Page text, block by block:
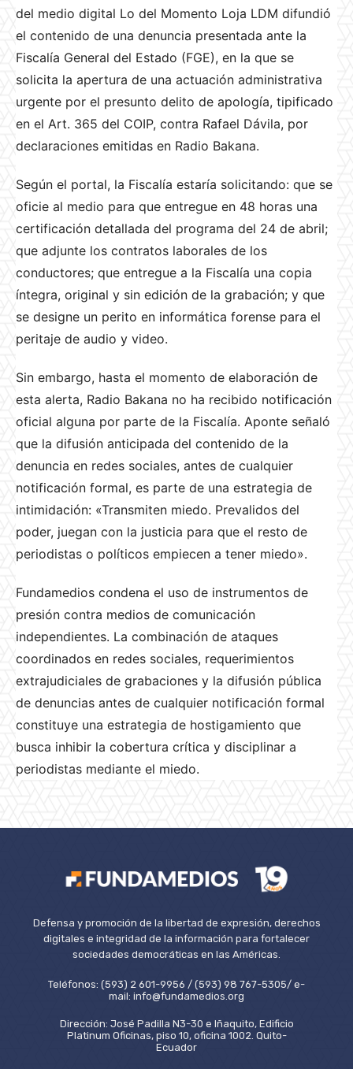
del medio digital Lo del Momento Loja LDM difundió
el contenido de una denuncia presentada ante la
Fiscalía General del Estado (FGE), en la que se
solicita la apertura de una actuación administrativa
urgente por el presunto delito de apología, tipificado
en el Art. 365 del COIP, contra Rafael Dávila, por
declaraciones emitidas en Radio Bakana.
Según el portal, la Fiscalía estaría solicitando: que se
oficie al medio para que entregue en 48 horas una
certificación detallada del programa del 24 de abril;
que adjunte los contratos laborales de los
conductores; que entregue a la Fiscalía una copia
íntegra, original y sin edición de la grabación; y que
se designe un perito en informática forense para el
peritaje de audio y video.
Sin embargo, hasta el momento de elaboración de
esta alerta, Radio Bakana no ha recibido notificación
oficial alguna por parte de la Fiscalía. Aponte señaló
que la difusión anticipada del contenido de la
denuncia en redes sociales, antes de cualquier
notificación formal, es parte de una estrategia de
intimidación: «Transmiten miedo. Prevalidos del
poder, juegan con la justicia para que el resto de
periodistas o políticos empiecen a tener miedo».
Fundamedios condena el uso de instrumentos de
presión contra medios de comunicación
independientes. La combinación de ataques
coordinados en redes sociales, requerimientos
extrajudiciales de grabaciones y la difusión pública
de denuncias antes de cualquier notificación formal
constituye una estrategia de hostigamiento que
busca inhibir la cobertura crítica y disciplinar a
periodistas mediante el miedo.
Defensa y promoción de la libertad de expresión, derechos
digitales e integridad de la información para fortalecer
sociedades democráticas en las Américas.
Teléfonos: (593) 2 601-9956 / (593) 98 767-5305/ e-
mail: info@fundamedios.org
Dirección: José Padilla N3-30 e Iñaquito, Edificio
Platinum Oficinas, piso 10, oficina 1002. Quito-
Ecuador